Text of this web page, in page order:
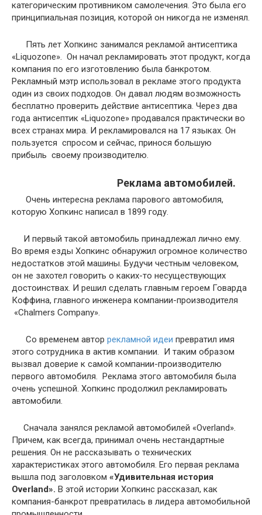
категорическим противником самолечения. Это была его
принципиальная позиция, которой он никогда не изменял.
Пять лет Хопкинс занимался рекламой антисептика
«Liquozone». Он начал рекламировать этот продукт, когда
компания по его изготовлению была банкротом.
Рекламный мэтр использовал в рекламе этого продукта
один из своих подходов. Он давал людям возможность
бесплатно проверить действие антисептика. Через два
года антисептик «Liquozone» продавался практически во
всех странах мира. И рекламировался на 17 языках. Он
пользуется спросом и сейчас, принося большую
прибыль своему производителю.
Реклама автомобилей.
Очень интересна реклама парового автомобиля,
которую Хопкинс написал в 1899 году.
И первый такой автомобиль принадлежал лично ему.
Во время езды Хопкинс обнаружил огромное количество
недостатков этой машины. Будучи честным человеком,
он не захотел говорить о каких-то несуществующих
достоинствах. И решил сделать главным героем Говарда
Коффина, главного инженера компании-производителя
«Chalmers Company».
Со временем автор рекламной идеи превратил имя
этого сотрудника в актив компании. И таким образом
вызвал доверие к самой компании-производителю
первого автомобиля. Реклама этого автомобиля была
очень успешной. Хопкинс продолжил рекламировать
автомобили.
Сначала занялся рекламой автомобилей «Overland».
Причем, как всегда, принимал очень нестандартные
решения. Он не рассказывать о технических
характеристиках этого автомобиля. Его первая реклама
вышла под заголовком «Удивительная история
Overland». В этой истории Хопкинс рассказал, как
компания-банкрот превратилась в лидера автомобильной